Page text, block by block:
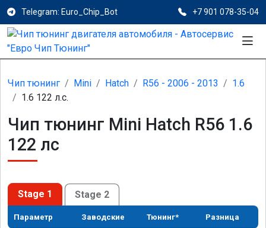
Telegram: Euro_Chip_Bot +7 901 078-35-04
Чип тюнинг Mini Hatch R56 - 2006 - 2013
1.6
1.6 122 л.с.
Чип тюнинг Mini Hatch R56 1.6
122 лс
Stage 1 Stage 2
Параметр Заводские Тюнинг* Разница